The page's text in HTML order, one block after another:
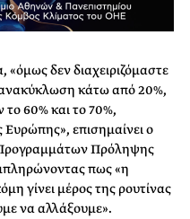
δεν διαχειριζόμαστε
κάτω από 20%,
60% και το 70%,
επισημαίνει ο
Πρόληψης
πως «η
γίνει μέρος της ρουτίνας
να αλλάξουμε».